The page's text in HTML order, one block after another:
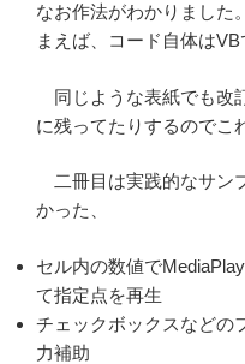
なお作法がわかりました
まえば、コード自体はVB
同じような表紙でも改
に残ってたりするのでこ
二冊目は実践的なサン
かった、
セル内の数値で
て指定点を再生
チェックボックスなどの
力補助